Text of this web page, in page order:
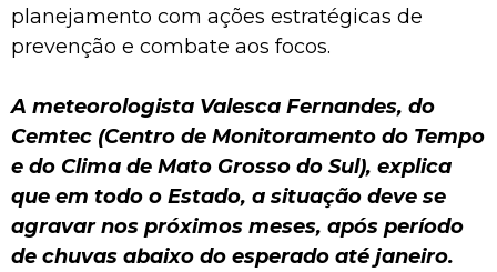
planejamento com ações estratégicas de
prevenção e combate aos focos.
A meteorologista Valesca Fernandes, do
Cemtec (Centro de Monitoramento do Tempo
e do Clima de Mato Grosso do Sul), explica
que em todo o Estado, a situação deve se
agravar nos próximos meses, após período
de chuvas abaixo do esperado até janeiro.